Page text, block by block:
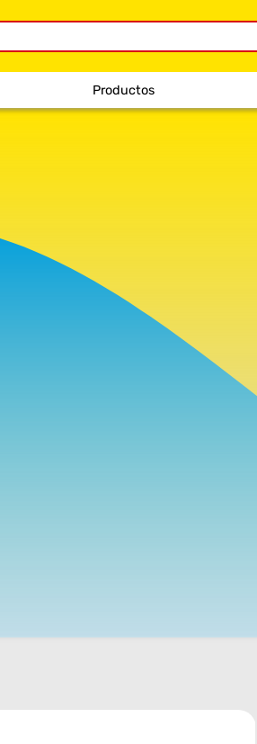
Productos